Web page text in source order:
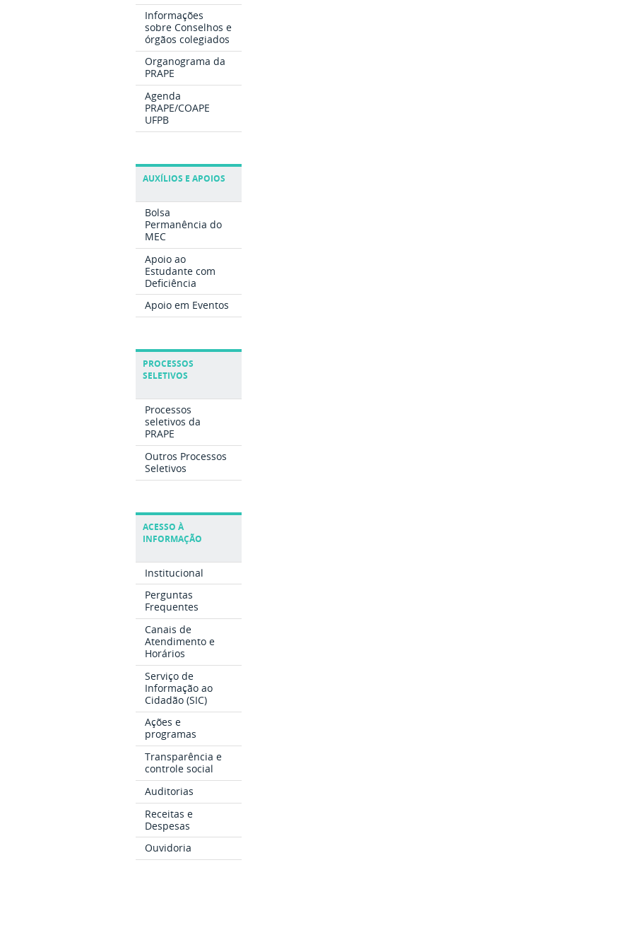
Informações
sobre Conselhos e
órgãos colegiados
Organograma da
PRAPE
Agenda
PRAPE/COAPE
UFPB
AUXÍLIOS E APOIOS
Bolsa
Permanência do
MEC
Apoio ao
Estudante com
Deficiência
Apoio em Eventos
PROCESSOS
SELETIVOS
Processos
seletivos da
PRAPE
Outros Processos
Seletivos
ACESSO À
INFORMAÇÃO
Institucional
Perguntas
Frequentes
Canais de
Atendimento e
Horários
Serviço de
Informação ao
Cidadão (SIC)
Ações e
programas
Transparência e
controle social
Auditorias
Receitas e
Despesas
Ouvidoria